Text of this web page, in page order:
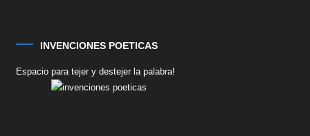
INVENCIONES POETICAS
Espacio para tejer y destejer la palabra!